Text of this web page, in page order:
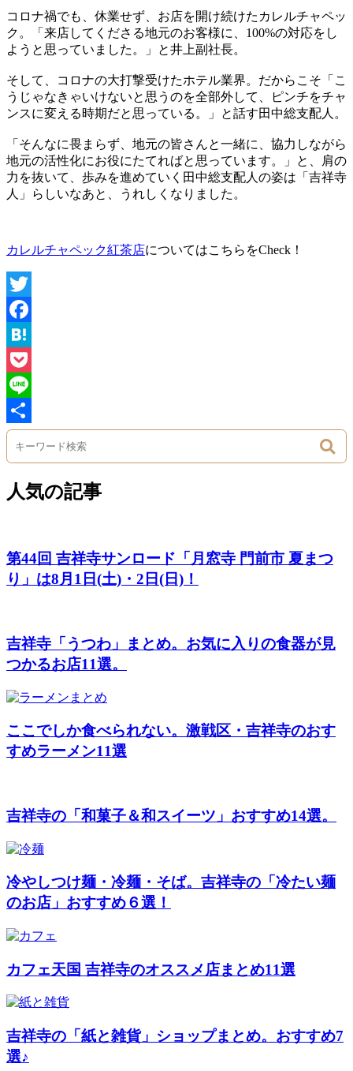
コロナ禍でも、休業せず、お店を開け続けたカレルチャペッ
ク。「来店してくださる地元のお客様に、100%の対応をし
ようと思っていました。」と井上副社長。
そして、コロナの大打撃受けたホテル業界。だからこそ「こ
うじゃなきゃいけないと思うのを全部外して、ピンチをチャ
ンスに変える時期だと思っている。」と話す田中総支配人。
「そんなに畏まらず、地元の皆さんと一緒に、協力しながら
地元の活性化にお役にたてればと思っています。」と、肩の
力を抜いて、歩みを進めていく田中総支配人の姿は「吉祥寺
人」らしいなあと、うれしくなりました。
カレルチャペック紅茶店についてはこちらをCheck！
Twitter
Facebook
Hatena
Pocket
Line
Share
人気の記事
第44回 吉祥寺サンロード「月窓寺 門前市 夏まつ
り」は8月1日(土)・2日(日)！
吉祥寺「うつわ」まとめ。お気に入りの食器が見
つかるお店11選。
ここでしか食べられない。激戦区・吉祥寺のおす
すめラーメン11選
吉祥寺の「和菓子＆和スイーツ」おすすめ14選。
冷やしつけ麺・冷麺・そば。吉祥寺の「冷たい麺
のお店」おすすめ６選！
カフェ天国 吉祥寺のオススメ店まとめ11選
吉祥寺の「紙と雑貨」ショップまとめ。おすすめ7
選♪